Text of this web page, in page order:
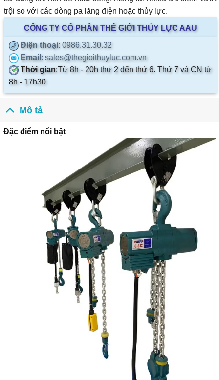
trội so với các dòng pa lăng điện hoặc thủy lực.
CÔNG TY CỔ PHẦN THẾ GIỚI THỦY LỰC AAU
Điện thoại: 0986.31.30.32
Email: sales@thegioithuyluc.com.vn
Thời gian:Từ 8h - 20h thứ 2 đến thứ 6. Thứ 7 và CN từ
8h - 17h30
Mô tả
Đặc điểm nổi bật